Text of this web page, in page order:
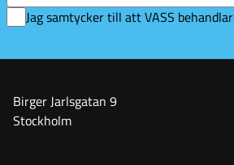
Jag samtycker till att VASS
Birger Jarlsgatan 9
Stockholm